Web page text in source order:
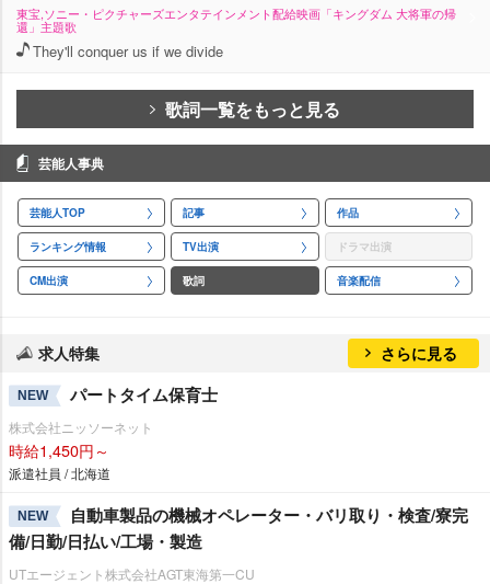
東宝,ソニー・ピクチャーズエンタテインメント配給映画「キングダム 大将軍の帰
還」主題歌
They'll conquer us if we divide
歌詞一覧をもっと見る
芸能人事典
芸能人TOP 記事 作品
ランキング情報 TV出演 ドラマ出演
CM出演 歌詞 音楽配信
求人特集 さらに見る
NEW パートタイム保育士
株式会社ニッソーネット
時給1,450円～
派遣社員 / 北海道
NEW
自動車製品の機械オペレーター・バリ取り・検査/寮完
備/日勤/日払い/工場・製造
UTエージェント株式会社AGT東海第一CU